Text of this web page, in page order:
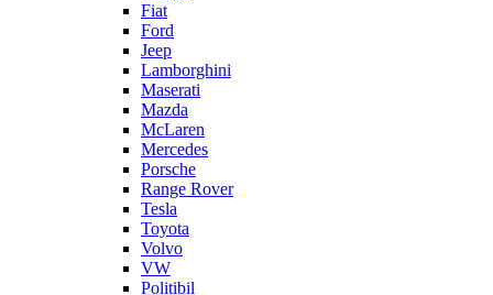
Fiat
Ford
Jeep
Lamborghini
Maserati
Mazda
McLaren
Mercedes
Porsche
Range Rover
Tesla
Toyota
Volvo
VW
Politibil